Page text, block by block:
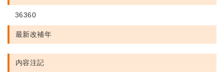
36360
最新改補年
内容注記